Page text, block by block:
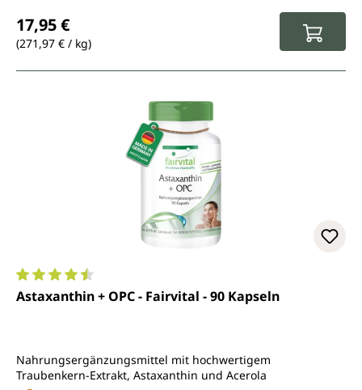
17,95 €
(271,97 € / kg)
Durchschnittliche Bewertung von 4.6 von 5 Sternen
Astaxanthin + OPC - Fairvital - 90 Kapseln
Nahrungsergänzungsmittel mit hochwertigem
Traubenkern-Extrakt, Astaxanthin und Acerola